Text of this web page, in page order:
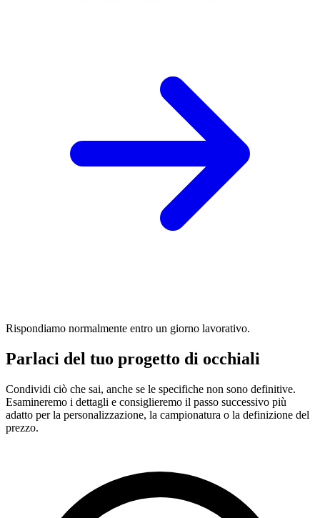
Rispondiamo normalmente entro un giorno lavorativo.
Parlaci del tuo progetto di occhiali
Condividi ciò che sai, anche se le specifiche non sono definitive.
Esamineremo i dettagli e consiglieremo il passo successivo più
adatto per la personalizzazione, la campionatura o la definizione del
prezzo.